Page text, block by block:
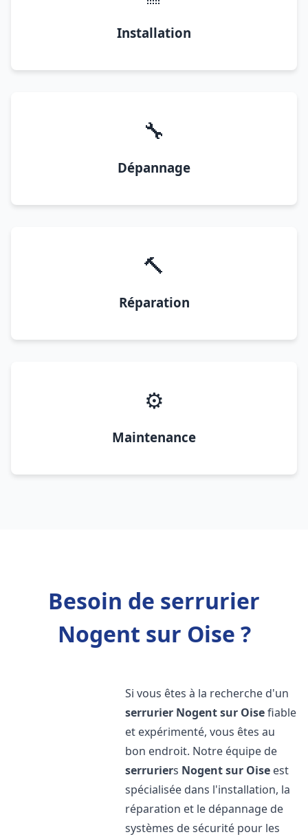
Installation
🔧
Dépannage
🔨
Réparation
⚙️
Maintenance
Besoin de serrurier
Nogent sur Oise ?
Si vous êtes à la recherche d'un
serrurier Nogent sur Oisefiable
et expérimenté, vous êtes au
bon endroit. Notre équipe de
serruriers Nogent sur Oise est
spécialisée dans l'installation, la
réparation et le dépannage de
systèmes de sécurité pour les